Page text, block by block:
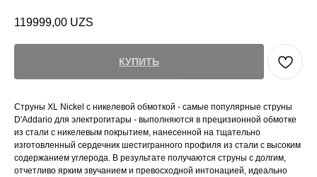
119999,00 UZS
КУПИТЬ
Струны XL Nickel с никелевой обмоткой - самые популярные струны
D'Addario для электрогитары - выполняются в прецизионной обмотке
из стали с никелевым покрытием, нанесенной на тщательно
изготовленный сердечник шестигранного профиля из стали с высоким
содержанием углерода. В результате получаются струны с долгим,
отчетливо ярким звучанием и превосходной интонацией, идеально